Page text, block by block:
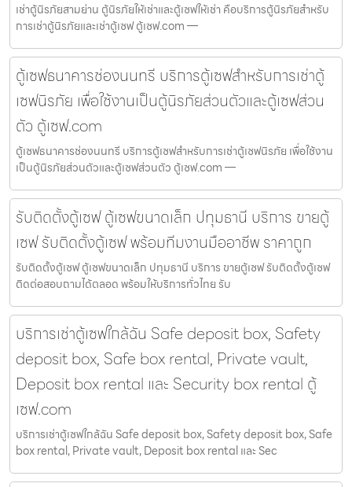
เช่าตู้นิรภัยสามย่าน ตู้นิรภัยให้เช่าและตู้เซฟให้เช่า คือบริการตู้นิรภัยสำหรับ
การเช่าตู้นิรภัยและเช่าตู้เซฟ ตู้เซฟ.com —
ตู้เซฟธนาคารช่องนนทรี บริการตู้เซฟสำหรับการเช่าตู้
เซฟนิรภัย เพื่อใช้งานเป็นตู้นิรภัยส่วนตัวและตู้เซฟส่วน
ตัว ตู้เซฟ.com
ตู้เซฟธนาคารช่องนนทรี บริการตู้เซฟสำหรับการเช่าตู้เซฟนิรภัย เพื่อใช้งาน
เป็นตู้นิรภัยส่วนตัวและตู้เซฟส่วนตัว ตู้เซฟ.com —
รับติดตั้งตู้เซฟ ตู้เซฟขนาดเล็ก ปทุมธานี บริการ ขายตู้
เซฟ รับติดตั้งตู้เซฟ พร้อมทีมงานมืออาชีพ ราคาถูก
รับติดตั้งตู้เซฟ ตู้เซฟขนาดเล็ก ปทุมธานี บริการ ขายตู้เซฟ รับติดตั้งตู้เซฟ
ติดต่อสอบถามได้ตลอด พร้อมให้บริการทั่วไทย รับ
บริการเช่าตู้เซฟใกล้ฉัน Safe deposit box, Safety
deposit box, Safe box rental, Private vault,
Deposit box rental และ Security box rental ตู้
เซฟ.com
บริการเช่าตู้เซฟใกล้ฉัน Safe deposit box, Safety deposit box, Safe
box rental, Private vault, Deposit box rental และ Sec